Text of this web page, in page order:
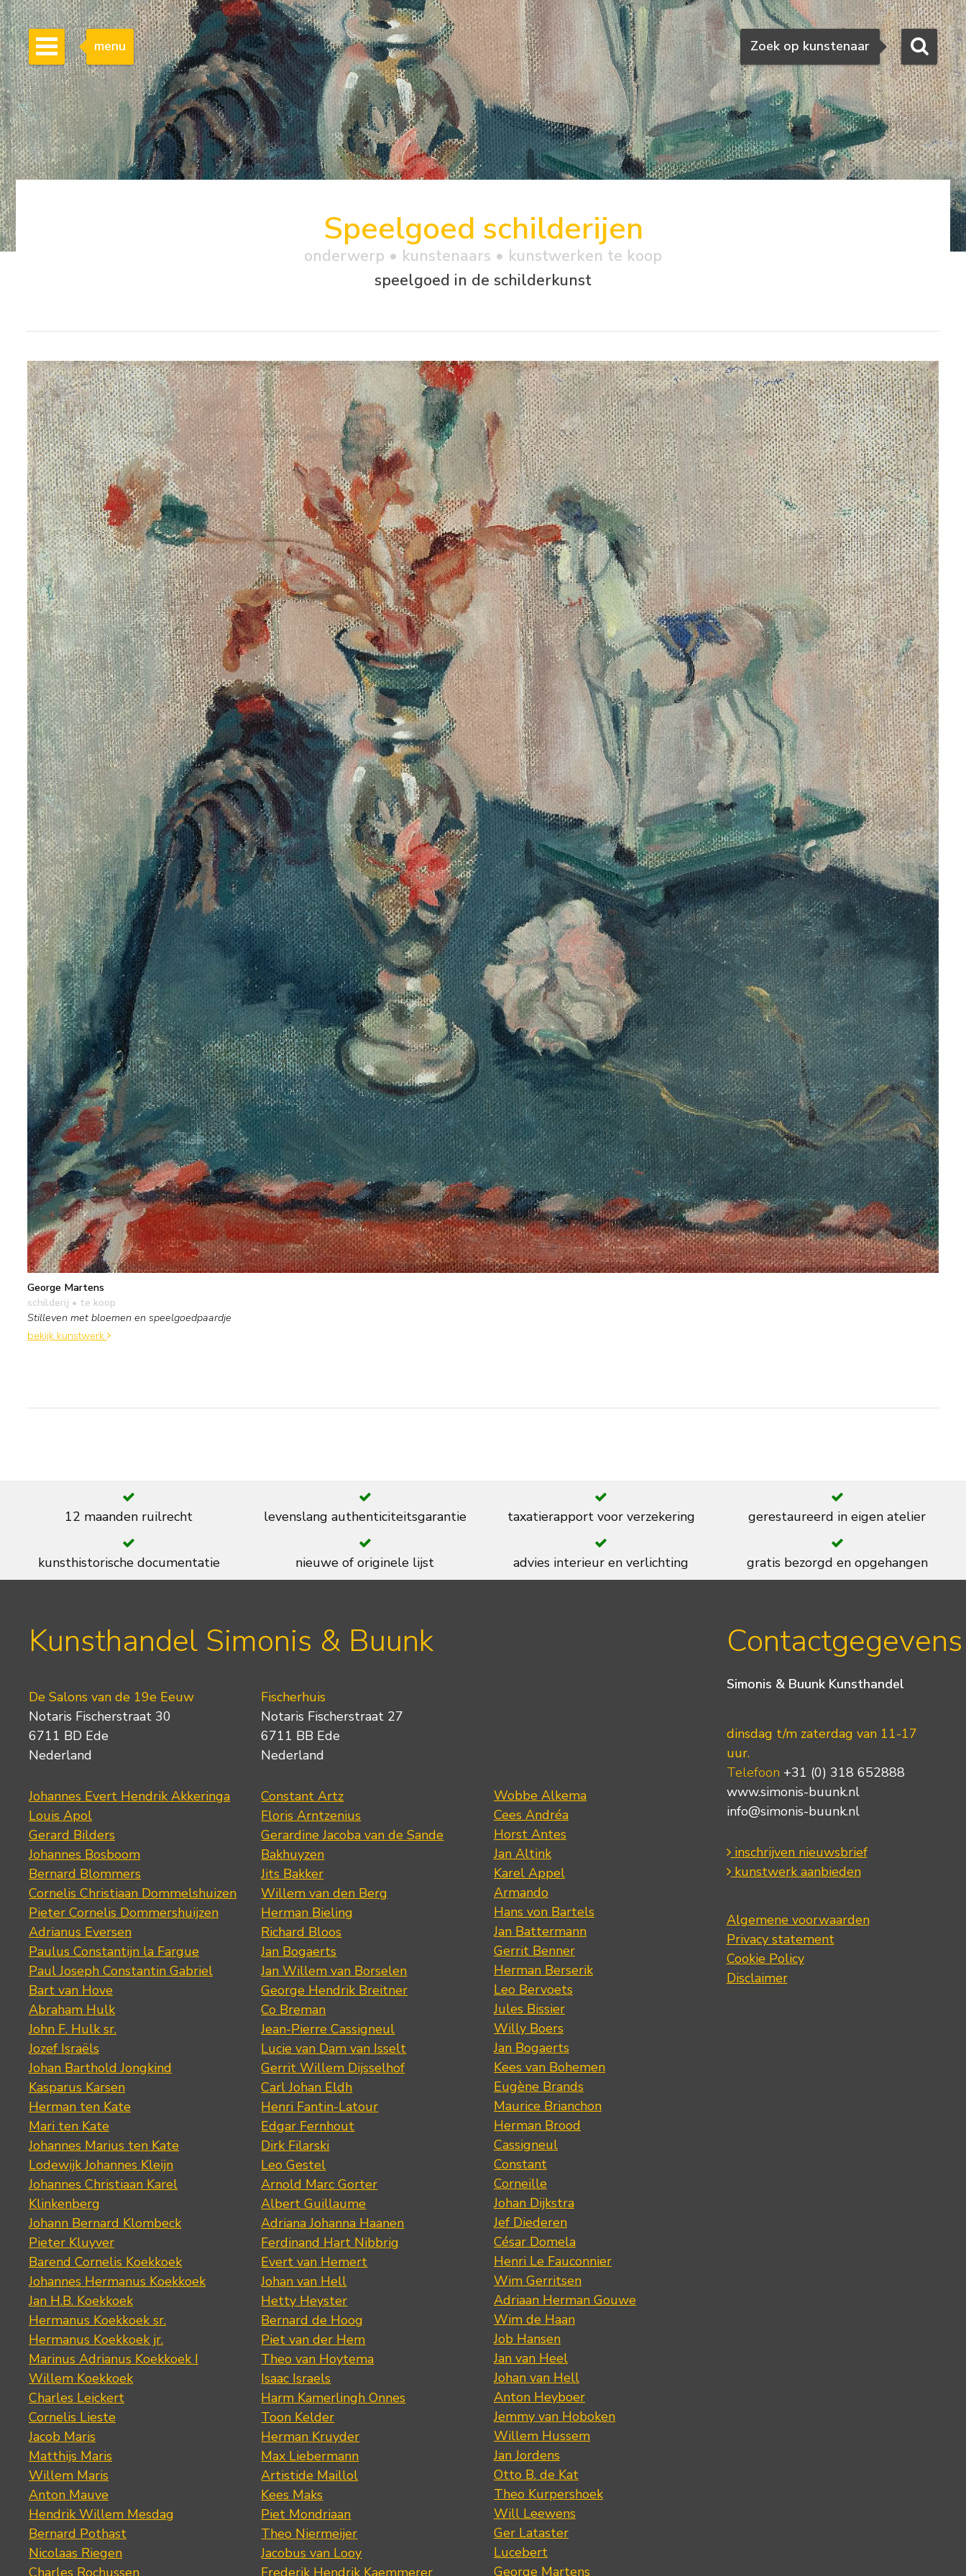
Zoeken
Zoek op kunstenaar
menu
Speelgoed schilderijen
onderwerp • kunstenaars • kunstwerken te koop
speelgoed in de schilderkunst
George Martens
schilderij • te koop
Stilleven met bloemen en speelgoedpaardje
bekijk kunstwerk
12 maanden ruilrecht levenslang authenticiteitsgarantie taxatierapport voor verzekering gerestaureerd in eigen atelier
kunsthistorische documentatie nieuwe of originele lijst advies interieur en verlichting gratis bezorgd en opgehangen
Kunsthandel Simonis & Buunk
De Salons van de 19e Eeuw
Notaris Fischerstraat 30
6711 BD Ede
Nederland
Johannes Evert Hendrik Akkeringa
Louis Apol
Gerard Bilders
Johannes Bosboom
Bernard Blommers
Cornelis Christiaan Dommelshuizen
Pieter Cornelis Dommershuijzen
Adrianus Eversen
Paulus Constantijn la Fargue
Paul Joseph Constantin Gabriel
Bart van Hove
Abraham Hulk
John F. Hulk sr.
Jozef Israëls
Johan Barthold Jongkind
Kasparus Karsen
Herman ten Kate
Mari ten Kate
Johannes Marius ten Kate
Lodewijk Johannes Kleijn
Johannes Christiaan Karel
Klinkenberg
Johann Bernard Klombeck
Pieter Kluyver
Barend Cornelis Koekkoek
Johannes Hermanus Koekkoek
Jan H.B. Koekkoek
Hermanus Koekkoek sr.
Hermanus Koekkoek jr.
Marinus Adrianus Koekkoek I
Willem Koekkoek
Charles Leickert
Cornelis Lieste
Jacob Maris
Matthijs Maris
Willem Maris
Anton Mauve
Hendrik Willem Mesdag
Bernard Pothast
Nicolaas Riegen
Charles Rochussen
Fischerhuis
Notaris Fischerstraat 27
6711 BB Ede
Nederland
Constant Artz
Floris Arntzenius
Gerardine Jacoba van de Sande
Bakhuyzen
Jits Bakker
Willem van den Berg
Herman Bieling
Richard Bloos
Jan Bogaerts
Jan Willem van Borselen
George Hendrik Breitner
Co Breman
Jean-Pierre Cassigneul
Lucie van Dam van Isselt
Gerrit Willem Dijsselhof
Carl Johan Eldh
Henri Fantin-Latour
Edgar Fernhout
Dirk Filarski
Leo Gestel
Arnold Marc Gorter
Albert Guillaume
Adriana Johanna Haanen
Ferdinand Hart Nibbrig
Evert van Hemert
Johan van Hell
Hetty Heyster
Bernard de Hoog
Piet van der Hem
Theo van Hoytema
Isaac Israels
Harm Kamerlingh Onnes
Toon Kelder
Herman Kruyder
Max Liebermann
Artistide Maillol
Kees Maks
Piet Mondriaan
Theo Niermeijer
Jacobus van Looy
Frederik Hendrik Kaemmerer
Wobbe Alkema
Cees Andréa
Horst Antes
Jan Altink
Karel Appel
Armando
Hans von Bartels
Jan Battermann
Gerrit Benner
Herman Berserik
Leo Bervoets
Jules Bissier
Willy Boers
Jan Bogaerts
Kees van Bohemen
Eugène Brands
Maurice Brianchon
Herman Brood
Cassigneul
Constant
Corneille
Johan Dijkstra
Jef Diederen
César Domela
Henri Le Fauconnier
Wim Gerritsen
Adriaan Herman Gouwe
Wim de Haan
Job Hansen
Jan van Heel
Johan van Hell
Anton Heyboer
Jemmy van Hoboken
Willem Hussem
Jan Jordens
Otto B. de Kat
Theo Kurpershoek
Will Leewens
Ger Lataster
Lucebert
George Martens
Contactgegevens
Simonis & Buunk Kunsthandel
dinsdag t/m zaterdag van 11-17
uur.
Telefoon +31 (0) 318 652888
www.simonis-buunk.nl
info@simonis-buunk.nl
inschrijven nieuwsbrief
kunstwerk aanbieden
Algemene voorwaarden
Privacy statement
Cookie Policy
Disclaimer